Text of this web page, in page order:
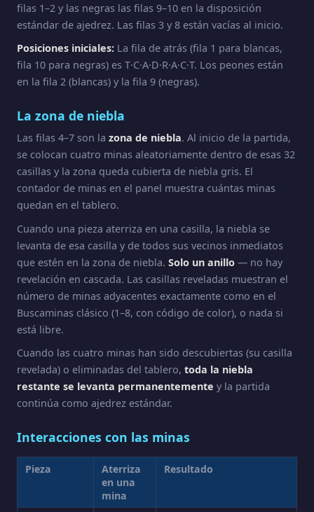
filas 1–2 y las negras las filas 9–10 en la disposición
estándar de ajedrez. Las filas 3 y 8 están vacías al inicio.
Posiciones iniciales: La fila de atrás (fila 1 para blancas,
fila 10 para negras) es T·C·A·D·R·A·C·T. Los peones están
en la fila 2 (blancas) y la fila 9 (negras).
La zona de niebla
Las filas 4–7 son la zona de niebla. Al inicio de la partida,
se colocan cuatro minas aleatoriamente dentro de esas 32
casillas y la zona queda cubierta de niebla gris. El
contador de minas en el panel muestra cuántas minas
quedan en el tablero.
Cuando una pieza aterriza en una casilla, la niebla se
levanta de esa casilla y de todos sus vecinos inmediatos
que estén en la zona de niebla. Solo un anillo — no hay
revelación en cascada. Las casillas reveladas muestran el
número de minas adyacentes exactamente como en el
Buscaminas clásico (1–8, con código de color), o nada si
está libre.
Cuando las cuatro minas han sido descubiertas (su casilla
revelada) o eliminadas del tablero, toda la niebla
restante se levanta permanentemente y la partida
continúa como ajedrez estándar.
Interacciones con las minas
Pieza
Aterriza
en una
mina
Resultado